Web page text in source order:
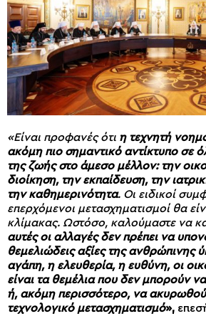
«Είναι προφανές ότι η τεχνητή
ακόμη πιο σημαντικό αντίκτυπο σε
της ζωής στο άμεσο μέλλον: την
διοίκηση, την εκπαίδευση, την
την καθημερινότητα. Οι ειδικοί
επερχόμενοι μετασχηματισμοί θα
κλίμακας. Ωστόσο, καλούμαστε να
αυτές οι αλλαγές δεν πρέπει να
θεμελιώδεις αξίες της ανθρώπινης
αγάπη, η ελευθερία, η ευθύνη, οι
είναι τα θεμέλια που δεν μπορούν
ή, ακόμη περισσότερο, να
τεχνολογικό μετασχηματισμό»,